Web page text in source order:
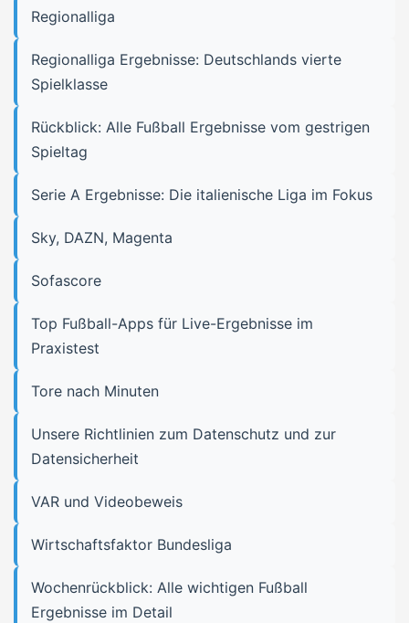
Regionalliga
Regionalliga Ergebnisse: Deutschlands vierte
Spielklasse
Rückblick: Alle Fußball Ergebnisse vom gestrigen
Spieltag
Serie A Ergebnisse: Die italienische Liga im Fokus
Sky, DAZN, Magenta
Sofascore
Top Fußball-Apps für Live-Ergebnisse im
Praxistest
Tore nach Minuten
Unsere Richtlinien zum Datenschutz und zur
Datensicherheit
VAR und Videobeweis
Wirtschaftsfaktor Bundesliga
Wochenrückblick: Alle wichtigen Fußball
Ergebnisse im Detail